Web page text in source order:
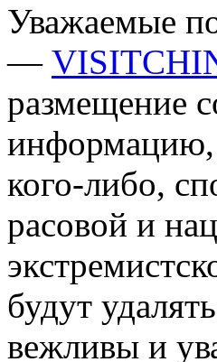
Уважаемые
—
размещение
информацию,
кого-либо,
расовой и
будут
вежливы и